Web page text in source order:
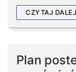
CZYTAJ
Plan